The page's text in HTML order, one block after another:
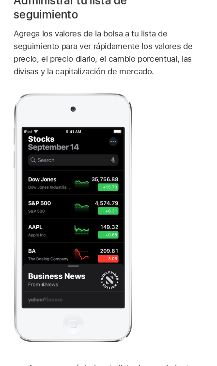
seguimiento
Agrega los valores de la bolsa a tu lista de
seguimiento para ver rápidamente los valores de
precio, el precio diario, el cambio porcentual, las
divisas y la capitalización de mercado.